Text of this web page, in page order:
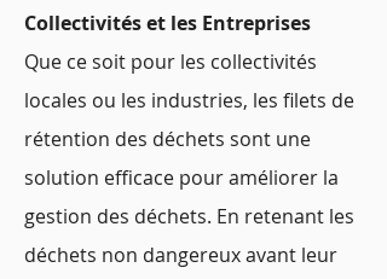
Collectivités et les Entreprises
Que ce soit pour les collectivités
locales ou les industries, les filets de
rétention des déchets sont une
solution efficace pour améliorer la
gestion des déchets. En retenant les
déchets non dangereux avant leur